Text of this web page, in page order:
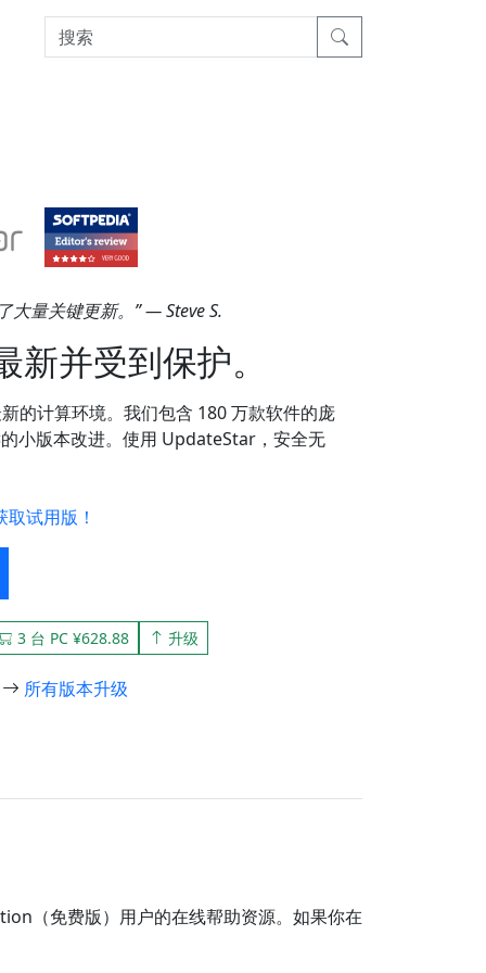
大量关键更新。” — Steve S.
并受到保护。
的计算环境。我们包含 180 万款软件的庞
小版本改进。使用 UpdateStar，安全无
试用版！
3 台 PC ¥628.88 升级
所有版本升级
（免费版）用户的在线帮助资源。如果你在